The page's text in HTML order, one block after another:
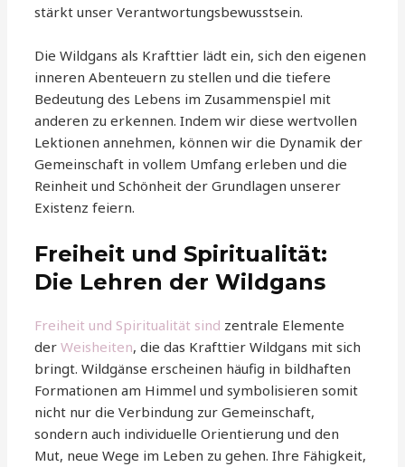
stärkt unser Verantwortungsbewusstsein.
Die Wildgans als Krafttier lädt ein, sich den eigenen
inneren Abenteuern zu stellen und die tiefere
Bedeutung des Lebens im Zusammenspiel mit
anderen zu erkennen. Indem wir diese wertvollen
Lektionen annehmen, können wir die Dynamik der
Gemeinschaft in vollem Umfang erleben und die
Reinheit und Schönheit der Grundlagen unserer
Existenz feiern.
Freiheit und Spiritualität:
Die Lehren der Wildgans
Freiheit und Spiritualität sind zentrale Elemente
derWeisheiten, die das Krafttier Wildgans mit sich
bringt. Wildgänse erscheinen häufig in bildhaften
Formationen am Himmel und symbolisieren somit
nicht nur die Verbindung zur Gemeinschaft,
sondern auch individuelle Orientierung und den
Mut, neue Wege im Leben zu gehen. Ihre Fähigkeit,